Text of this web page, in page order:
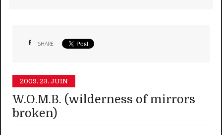
SHARE
2009. 23. JUIN
W.O.M.B. (wilderness of mirrors
broken)